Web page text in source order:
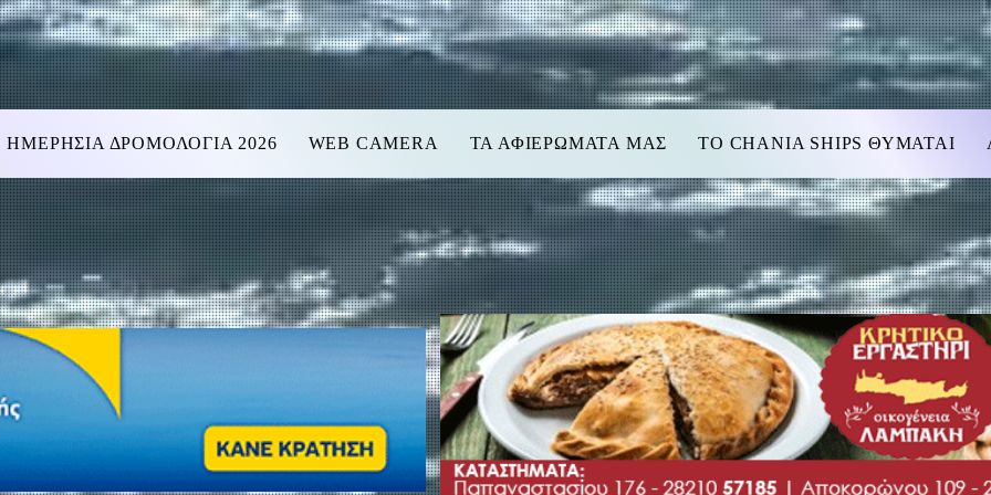
ΗΜΕΡΗΣΙΑ ΔΡΟΜΟΛΟΓΙΑ 2026 WEB CAMERA ΤΑ ΑΦΙΕΡΩΜΑΤΑ ΜΑΣ TO CHANIA SHIPS ΘΥΜΑΤΑΙ